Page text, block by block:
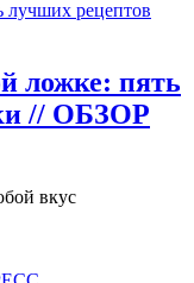
ложке: пять
// ОБЗОР
вкус